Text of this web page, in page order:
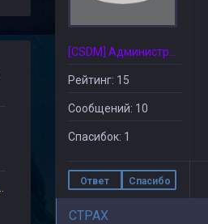
Рейтинг: 15
Сообщений: 10
Спасибок: 1
Ответ Спасибо
CTPAX